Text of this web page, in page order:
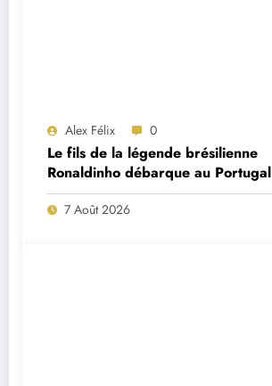
Alex Félix 0
Le fils de la légende brésilienne
Ronaldinho débarque au Portugal
7 Août 2026